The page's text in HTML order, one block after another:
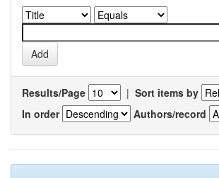
Results/Page | Sort items by
In order
Authors/record